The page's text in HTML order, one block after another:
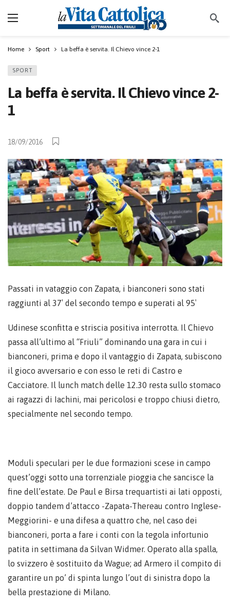
Home Sport La beffa è servita. Il Chievo vince 2-1
SPORT
La beffa è servita. Il Chievo vince 2-
1
18/09/2016
Passati in vataggio con Zapata, i bianconeri sono stati
raggiunti al 37′ del secondo tempo e superati al 95′
Udinese sconfitta e striscia positiva interrotta. Il Chievo
passa all’ultimo al “Friuli” dominando una gara in cui i
bianconeri, prima e dopo il vantaggio di Zapata, subiscono
il gioco avversario e con esso le reti di Castro e
Cacciatore. Il lunch match delle 12.30 resta sullo stomaco
ai ragazzi di Iachini, mai pericolosi e troppo chiusi dietro,
specialmente nel secondo tempo.
Moduli speculari per le due formazioni scese in campo
quest’oggi sotto una torrenziale pioggia che sancisce la
fine dell’estate. De Paul e Birsa trequartisti ai lati opposti,
doppio tandem d’attacco -Zapata-Thereau contro Inglese-
Meggiorini- e una difesa a quattro che, nel caso dei
bianconeri, porta a fare i conti con la tegola infortunio
patita in settimana da Silvan Widmer. Operato alla spalla,
lo svizzero è sostituito da Wague; ad Armero il compito di
garantire un po’ di spinta lungo l’out di sinistra dopo la
bella prestazione di Milano.